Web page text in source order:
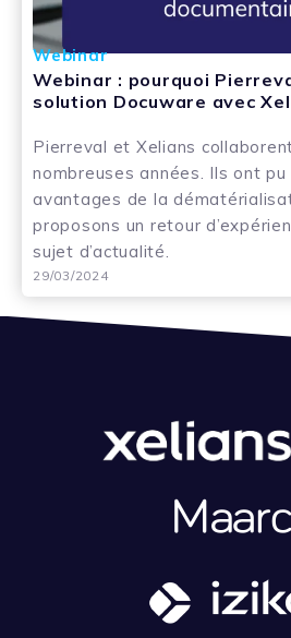
Webinar
Webinar : pourquoi
solution Docuware avec
Pierreval et Xelians
nombreuses années. Ils ont
avantages de la
proposons un retour
sujet d’actualité.
29/03/2024